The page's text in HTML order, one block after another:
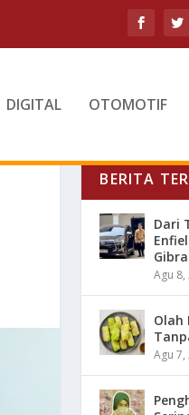
DIGITAL OTOMOTIF
BERITA
Dari
Agu 8,
Olah
Agu 7,